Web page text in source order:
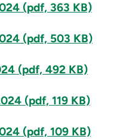
(pdf, 363 KB)
(pdf, 503 KB)
(pdf, 492 KB)
(pdf, 119 KB)
(pdf, 109 KB)